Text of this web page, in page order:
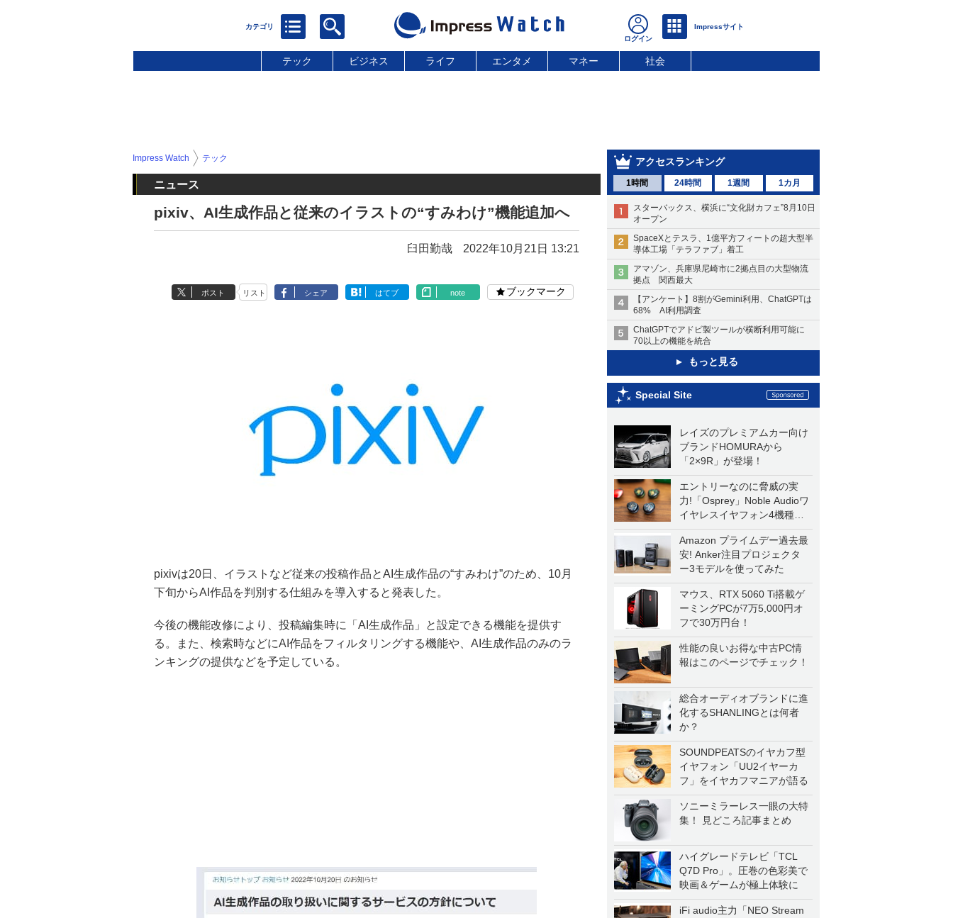
テック ビジネス ライフ エンタメ マネー 社会
アクセスランキング
1時間 24時間 1週間 1カ月
スターバックス、横浜に“文化財カフェ”8月10日
オープン
SpaceXとテスラ、1億平方フィートの超大型半
導体工場「テラファブ」着工
アマゾン、兵庫県尼崎市に2拠点目の大型物流
拠点 関西最大
【アンケート】8割がGemini利用、ChatGPTは
68% AI利用調査
ChatGPTでアドビ製ツールが横断利用可能に
70以上の機能を統合
もっと見る
Special Site
レイズのプレミアムカー向け
ブランドHOMURAから
「2×9R」が登場！
エントリーなのに脅威の実
力!「Osprey」Noble Audioワ
イヤレスイヤフォン4機種を
一気に聴く
Amazon プライムデー過去最
安! Anker注目プロジェクタ
ー3モデルを使ってみた
マウス、RTX 5060 Ti搭載ゲ
ーミングPCが7万5,000円オ
フで30万円台！
性能の良いお得な中古PC情
報はこのページでチェック！
総合オーディオブランドに進
化するSHANLINGとは何者
か？
SOUNDPEATSのイヤカフ型
イヤフォン「UU2イヤーカ
フ」をイヤカフマニアが語る
ソニーミラーレス一眼の大特
集！ 見どころ記事まとめ
ハイグレードテレビ「TCL
Q7D Pro」。圧巻の色彩美で
映画＆ゲームが極上体験に
iFi audio主力「NEO Stream
Impress Watch テック
ニュース
pixiv、AI生成作品と従来のイラストの“すみわけ”機能追加へ
臼田勤哉 2022年10月21日 13:21
ポスト リスト シェア はてブ note ブックマーク
pixivは20日、イラストなど従来の投稿作品とAI生成作品の“すみわけ”のため、10月
下旬からAI作品を判別する仕組みを導入すると発表した。
今後の機能改修により、投稿編集時に「AI生成作品」と設定できる機能を提供す
る。また、検索時などにAI作品をフィルタリングする機能や、AI生成作品のみのラ
ンキングの提供などを予定している。